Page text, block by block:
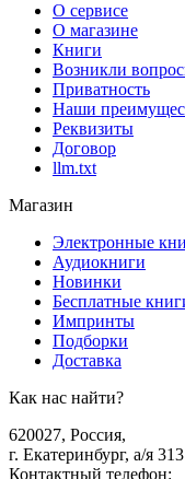
О сервисе
О магазине
Книги
Возникли
Приватность
Наши
Реквизиты
Договор
llm.txt
Магазин
Электронные
Аудиокниги
Новинки
Бесплатные
Импринты
Подборки
Доставка
Как нас найти?
620027, Россия,
г. Екатеринбург, а/я 313
Контактный телефон: